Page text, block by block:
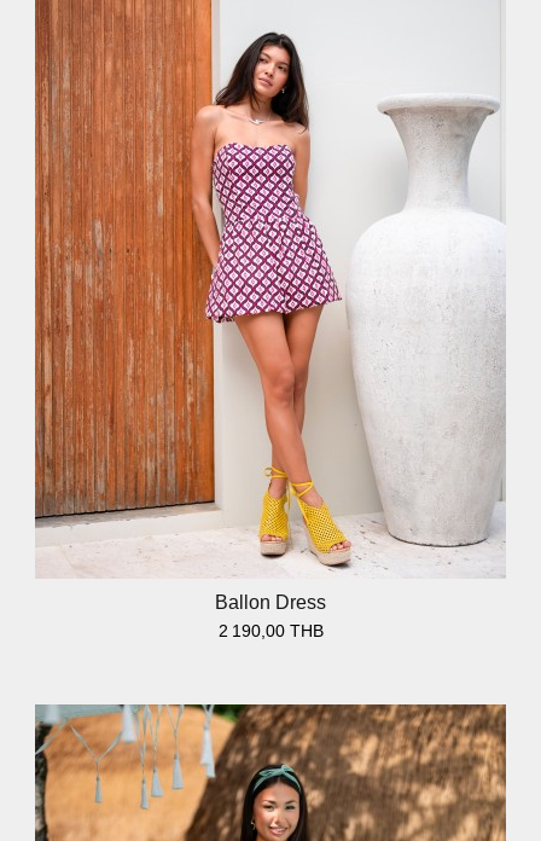
Ballon Dress
2 190,00 THB